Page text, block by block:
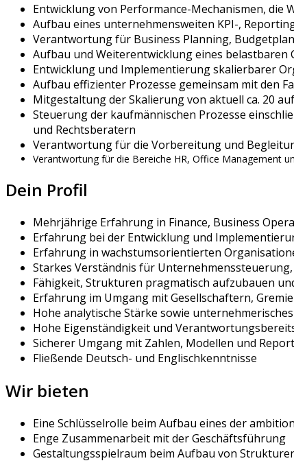
Entwicklung von Performance-Mechanismen, die
Aufbau eines unternehmensweiten KPI-,
Verantwortung für Business Planning,
Aufbau und Weiterentwicklung eines
Entwicklung und Implementierung skalierbarer
Aufbau effizienter Prozesse gemeinsam mit den
Mitgestaltung der Skalierung von aktuell ca. 20
Steuerung der kaufmännischen Prozesse
und Rechtsberatern
Verantwortung für die Vorbereitung und
Verantwortung für die Bereiche HR, Office Management
Dein Profil
Mehrjährige Erfahrung in Finance, Business
Erfahrung bei der Entwicklung und
Erfahrung in wachstumsorientierten
Starkes Verständnis für
Fähigkeit, Strukturen pragmatisch aufzubauen
Erfahrung im Umgang mit Gesellschaftern,
Hohe analytische Stärke sowie
Hohe Eigenständigkeit und
Sicherer Umgang mit Zahlen, Modellen und
Fließende Deutsch- und Englischkenntnisse
Wir bieten
Eine Schlüsselrolle beim Aufbau eines der
Enge Zusammenarbeit mit der Geschäftsführung
Gestaltungsspielraum beim Aufbau von